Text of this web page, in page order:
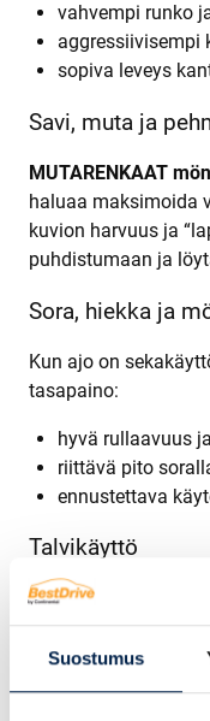
Suostumus
vahvempi runko
aggressiivisempi
sopiva leveys
Savi, muta ja
MUTARENKAAT
haluaa maksimoida
kuvion harvuus ja
puhdistumaan ja
Sora, hiekka ja
Kun ajo on
tasapaino:
hyvä rullaavuus
riittävä pito
ennustettava
Talvikäyttö
Talvella mönkijän
liukkaalla:
kuvio, joka toimii